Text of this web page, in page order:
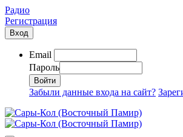
Радио
Регистрация
Вход
Email
Пароль
Забыли данные входа на сайт?